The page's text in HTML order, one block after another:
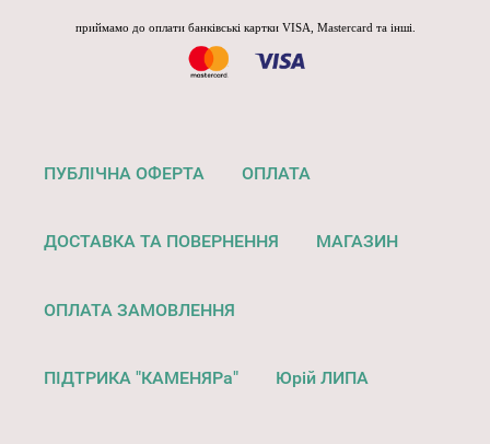
приймамо до оплати банківські картки VISA, Mastercard та інші.
ПУБЛІЧНА ОФЕРТА ОПЛАТА
ДОСТАВКА ТА ПОВЕРНЕННЯ МАГАЗИН
ОПЛАТА ЗАМОВЛЕННЯ
ПІДТРИКА "КАМЕНЯРа" Юрій ЛИПА